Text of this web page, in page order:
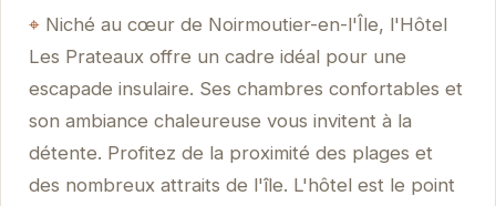
Niché au cœur de Noirmoutier-en-l'Île, l'Hôtel
Les Prateaux offre un cadre idéal pour une
escapade insulaire. Ses chambres confortables et
son ambiance chaleureuse vous invitent à la
détente. Profitez de la proximité des plages et
des nombreux attraits de l'île. L'hôtel est le point